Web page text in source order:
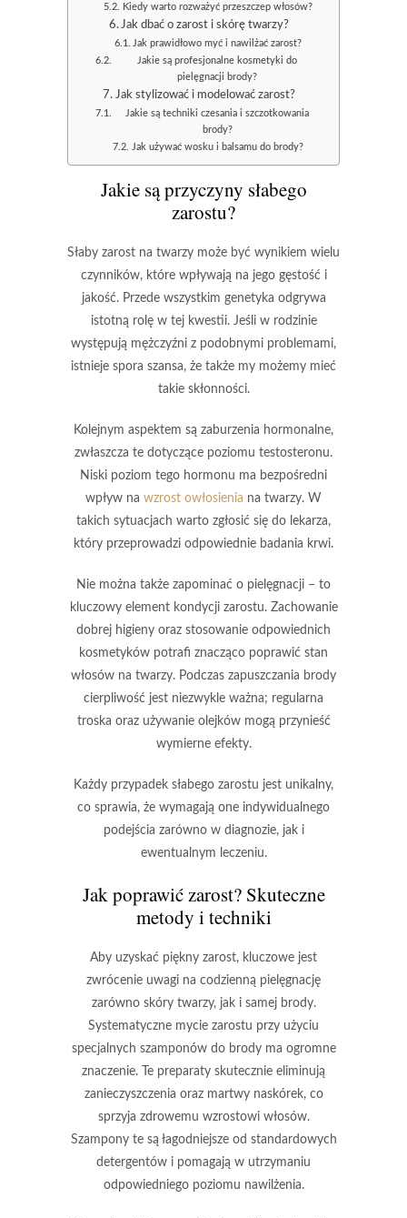
Kiedy warto rozważyć przeszczep włosów?
Jak dbać o zarost i skórę twarzy?
Jak prawidłowo myć i nawilżać zarost?
Jakie są profesjonalne kosmetyki do
pielęgnacji brody?
Jak stylizować i modelować zarost?
Jakie są techniki czesania i szczotkowania
brody?
Jak używać wosku i balsamu do brody?
Jakie są przyczyny słabego
zarostu?
Słaby zarost na twarzy może być wynikiem wielu
czynników, które wpływają na jego gęstość i
jakość. Przede wszystkim genetyka odgrywa
istotną rolę w tej kwestii. Jeśli w rodzinie
występują mężczyźni z podobnymi problemami,
istnieje spora szansa, że także my możemy mieć
takie skłonności.
Kolejnym aspektem są zaburzenia hormonalne,
zwłaszcza te dotyczące poziomu testosteronu.
Niski poziom tego hormonu ma bezpośredni
wpływ na wzrost owłosienia na twarzy. W
takich sytuacjach warto zgłosić się do lekarza,
który przeprowadzi odpowiednie badania krwi.
Nie można także zapominać o pielęgnacji – to
kluczowy element kondycji zarostu. Zachowanie
dobrej higieny oraz stosowanie odpowiednich
kosmetyków potrafi znacząco poprawić stan
włosów na twarzy. Podczas zapuszczania brody
cierpliwość jest niezwykle ważna; regularna
troska oraz używanie olejków mogą przynieść
wymierne efekty.
Każdy przypadek słabego zarostu jest unikalny,
co sprawia, że wymagają one indywidualnego
podejścia zarówno w diagnozie, jak i
ewentualnym leczeniu.
Jak poprawić zarost? Skuteczne
metody i techniki
Aby uzyskać piękny zarost, kluczowe jest
zwrócenie uwagi na codzienną pielęgnację
zarówno skóry twarzy, jak i samej brody.
Systematyczne mycie zarostu przy użyciu
specjalnych szamponów do brody ma ogromne
znaczenie. Te preparaty skutecznie eliminują
zanieczyszczenia oraz martwy naskórek, co
sprzyja zdrowemu wzrostowi włosów.
Szampony te są łagodniejsze od standardowych
detergentów i pomagają w utrzymaniu
odpowiedniego poziomu nawilżenia.